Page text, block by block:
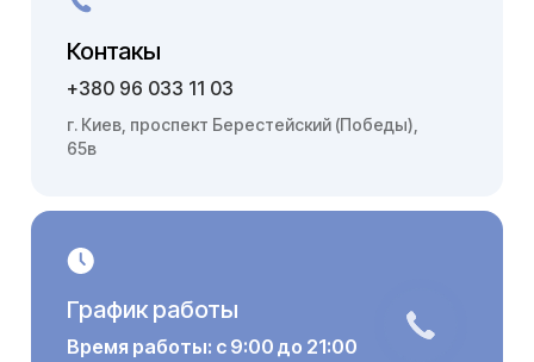
Контакы
+380 96 033 11 03
г. Киев, проспект Берестейский (Победы),
65в
График работы
Время работы: с 9:00 до 21:00